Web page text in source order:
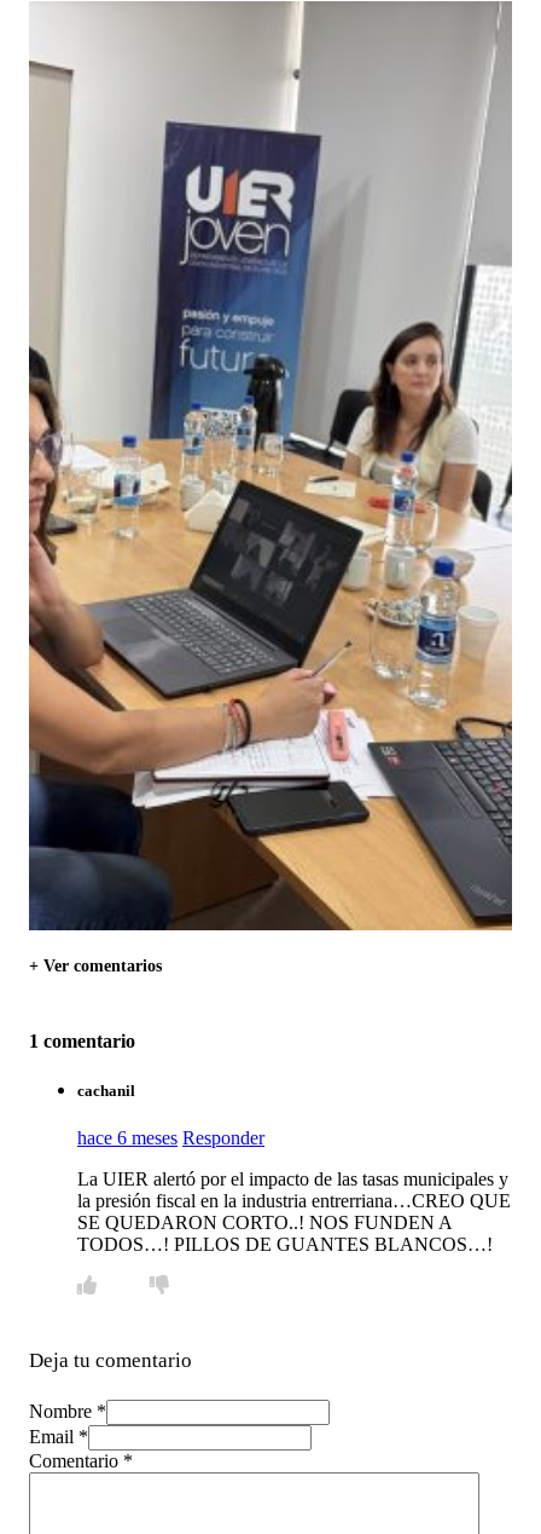
+ Ver comentarios
1 comentario
cachanil
hace 6 meses Responder
La UIER alertó por el impacto de las tasas municipales y
la presión fiscal en la industria entrerriana…CREO QUE
SE QUEDARON CORTO..! NOS FUNDEN A
TODOS…! PILLOS DE GUANTES BLANCOS…!
Deja tu comentario
Nombre *
Email *
Comentario *